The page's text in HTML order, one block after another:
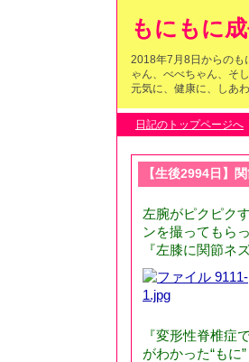
もにもに
2018年7月8日からのも
ゃん、べべちゃん、そ
元気に、健康に、しあ
日記のトップページへ
【生後2994日】
左腕がピクピク
ンを撮ってもら
『左膝に関節ネ
『変形性脊椎症
がわかった“もに”